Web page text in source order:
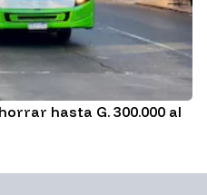
hasta G. 300.000 al